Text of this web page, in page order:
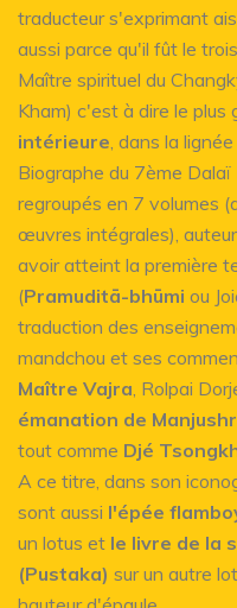
traducteur s'exprimant
aussi parce qu'il fût le
Maître spirituel du
Kham) c'est à dire le plus
intérieure , dans la lignée
Biographe du 7ème
regroupés en 7 volumes
œuvres intégrales),
avoir atteint la première
(Pramuditā-bhūmi ou
traduction des
mandchou et ses
Maître Vajra , Rolpai
émanation de
tout comme Djé
A ce titre, dans son
sont aussi l'épée
un lotus et le livre de la
(Pustaka) sur un autre